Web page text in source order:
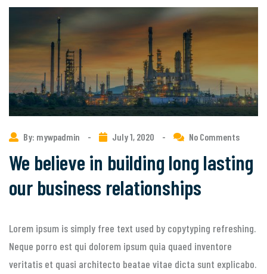
By: mywpadmin - July 1, 2020 - No Comments
We believe in building long lasting
our business relationships
Lorem ipsum is simply free text used by copytyping refreshing.
Neque porro est qui dolorem ipsum quia quaed inventore
veritatis et quasi architecto beatae vitae dicta sunt explicabo.